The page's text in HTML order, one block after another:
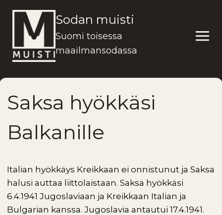
sisältöön
Sodan muisti
Suomi toisessa
maailmansodassa
Saksa hyökkäsi
Balkanille
Italian hyökkäys Kreikkaan ei onnistunut ja Saksa
halusi auttaa liittolaistaan. Saksa hyökkäsi
6.4.1941 Jugoslaviaan ja Kreikkaan Italian ja
Bulgarian kanssa. Jugoslavia antautui 17.4.1941.